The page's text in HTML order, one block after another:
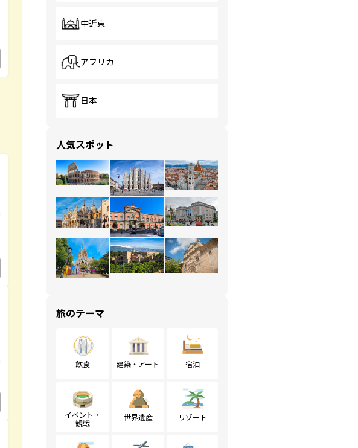
中近東
アフリカ
日本
人気スポット
旅のテーマ
飲食 建築・アート 宿泊
イベント・
観戦
世界遺産 リゾート